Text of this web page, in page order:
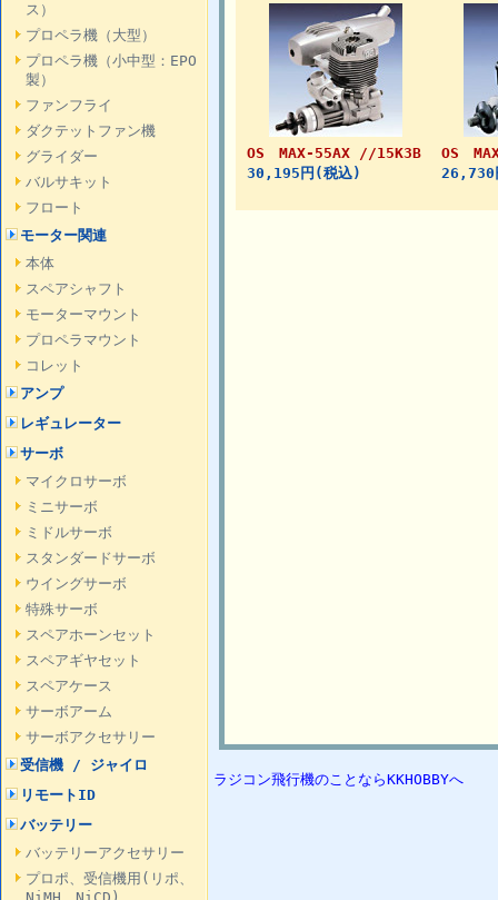
ス）
プロペラ機（大型）
プロペラ機（小中型：EPO
製）
ファンフライ
ダクテットファン機
グライダー
バルサキット
フロート
モーター関連
本体
スペアシャフト
モーターマウント
プロペラマウント
コレット
アンプ
レギュレーター
サーボ
マイクロサーボ
ミニサーボ
ミドルサーボ
スタンダードサーボ
ウイングサーボ
特殊サーボ
スペアホーンセット
スペアギヤセット
スペアケース
サーボアーム
サーボアクセサリー
受信機 / ジャイロ
リモートID
バッテリー
バッテリーアクセサリー
プロポ、受信機用(リポ、
OS MAX-55AX //15K3B
30,195円(税込)
OS
26,730
ラジコン飛行機のことならKKHOBBYへ